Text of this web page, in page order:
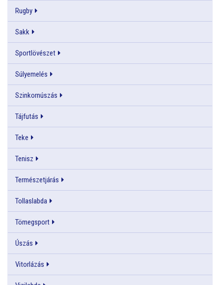
Rugby
Sakk
Sportlövészet
Súlyemelés
Szinkornúszás
Tájfutás
Teke
Tenisz
Természetjárás
Tollaslabda
Tömegsport
Úszás
Vitorlázás